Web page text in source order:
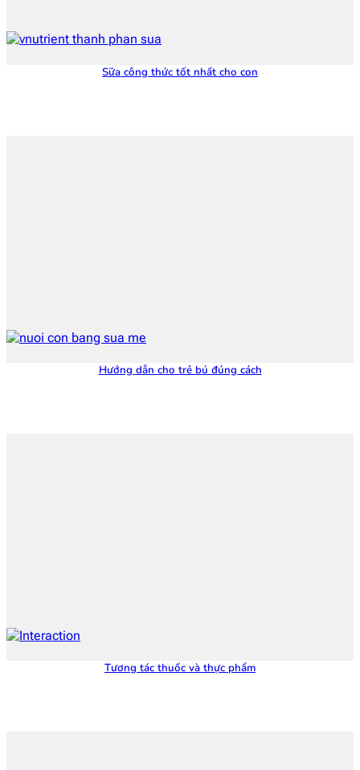
Sữa công thức tốt nhất cho con
Hướng dẫn cho trẻ bú đúng cách
Tương tác thuốc và thực phẩm